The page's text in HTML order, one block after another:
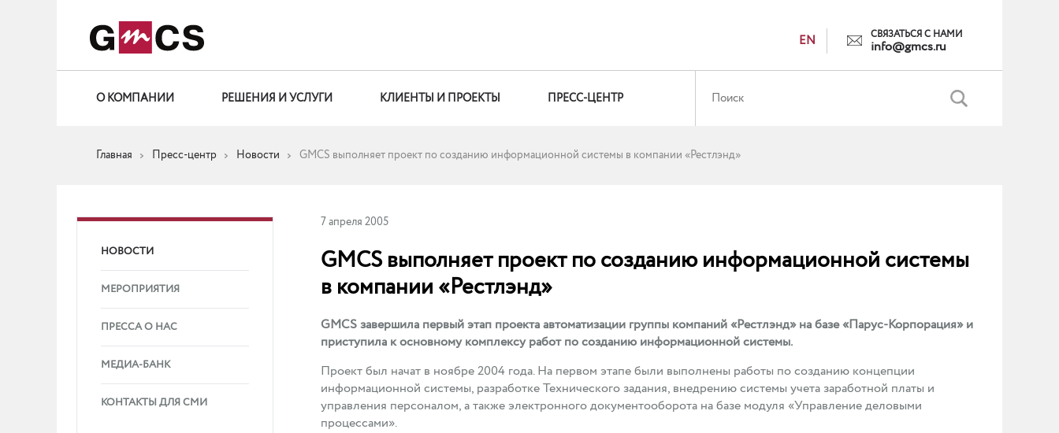
EN СВЯЗАТЬСЯ С НАМИ
info@gmcs.ru
О КОМПАНИИ РЕШЕНИЯ И УСЛУГИ КЛИЕНТЫ И ПРОЕКТЫ ПРЕСС-ЦЕНТР
Главная Пресс-центр Новости GMCS выполняет проект по созданию информационной системы в компании «Рестлэнд»
НОВОСТИ
МЕРОПРИЯТИЯ
ПРЕССА О НАС
МЕДИА-БАНК
КОНТАКТЫ ДЛЯ СМИ
7 апреля 2005
GMCS выполняет проект по созданию информационной системы
в компании «Рестлэнд»
GMCS завершила первый этап проекта автоматизации группы компаний «Рестлэнд» на базе «Парус-Корпорация» и
приступила к основному комплексу работ по созданию информационной системы.
Проект был начат в ноябре 2004 года. На первом этапе были выполнены работы по созданию концепции
информационной системы, разработке Технического задания, внедрению системы учета заработной платы и
управления персоналом, а также электронного документооборота на базе модуля «Управление деловыми
процессами».